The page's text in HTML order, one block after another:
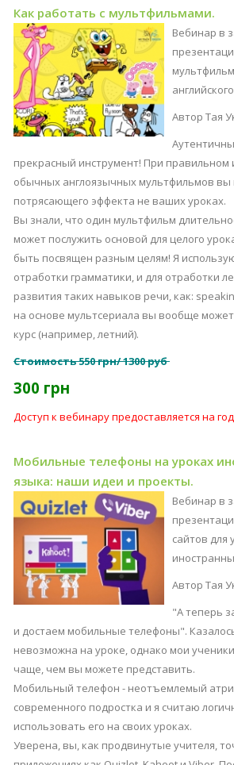
Как работать с мультфильмами.
Вебинар в
Автор Тая
прекрасный инструмент! При правильном
обычных англоязычных мультфильмов вы
потрясающего эффекта не ваших уроках.
Вы знали, что один мультфильм
может послужить основой для целого
быть посвящен разным целям! Я
отработки грамматики, и для отработки
развития таких навыков речи, как:
на основе мультсериала вы вообще
курс (например, летний).
Стоимость550 грн/ 1300 руб
300 грн
Доступ к вебинару предоставляется на
Мобильные телефоны на уроках
языка: наши идеи и проекты.
Вебинар в
сайтов для
Автор Тая
"А теперь
и достаем мобильные телефоны".
невозможна на уроке, однако мои
чаще, чем вы можете представить.
Мобильный телефон - неотъемлемый
современного подростка и я считаю
использовать его на своих уроках.
Уверена, вы, как продвинутые учителя,